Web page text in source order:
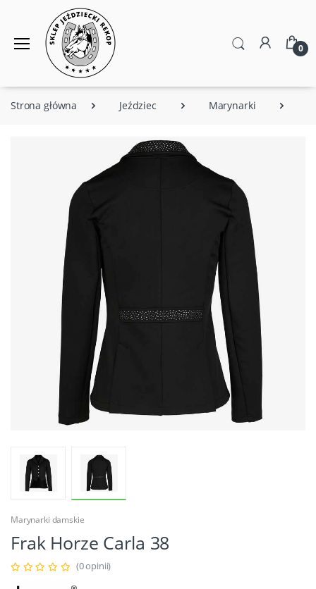
0
Strona główna Jeździec Marynarki
Marynarki damskie
Frak Horze Carla 38
(0 opinii)